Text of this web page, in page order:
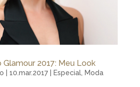
Glamour 2017: Meu Look
10.mar.2017| Especial, Moda